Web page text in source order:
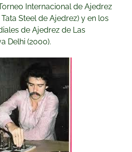
Internacional de Ajedrez
Steel de Ajedrez) y en los
de Ajedrezde Las
Delhi(2000).